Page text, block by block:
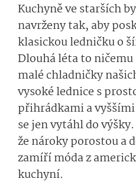
Kuchyně ve starších
navrženy tak, aby
klasickou ledničku o
Dlouhá léta to
malé chladničky
vysoké lednice s
přihrádkami a
se jen vytáhl do
že nároky porostou a
zamíří móda z
kuchyní.